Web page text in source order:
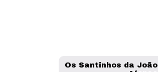
Os Santinhos da João